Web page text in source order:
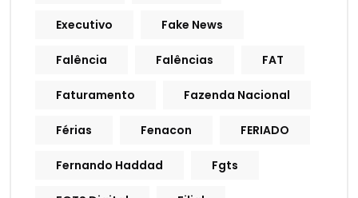
Executivo Fake News
Falência Falências FAT
Faturamento Fazenda Nacional
Férias Fenacon FERIADO
Fernando Haddad Fgts